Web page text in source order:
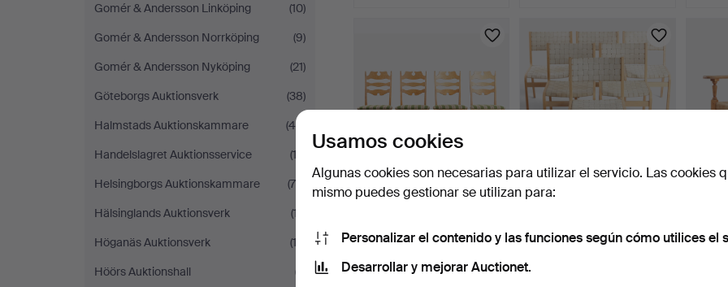
Gomér & Andersson Linköping
(10)
Gomér & Andersson Norrköping
(9)
Gomér & Andersson Nyköping
(21)
Göteborgs Auktionsverk
(38)
Halmstads Auktionskammare
(45)
Handelslagret Auktionsservice
(13)
Helsingborgs Auktionskammare
(70)
Hälsinglands Auktionsverk
(17)
Höganäs Auktionsverk
(12)
Höörs Auktionshall
(7)
HENRY KJÆRNULF (1911-
Estimación
773 USD
Juego de seis sillas de
Estimación
Usamos cookies
Algunas cookies son necesarias para utilizar el servicio. Las cookies
mismo puedes gestionar se utilizan para:
Personalizar el contenido y las funciones según cómo utilices el
Desarrollar y mejorar Auctionet.